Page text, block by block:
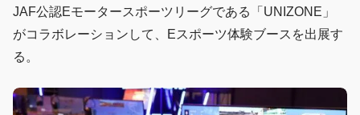
JAF公認Eモータースポーツリーグである「UNIZONE」
がコラボレーションして、Eスポーツ体験ブースを出展す
る。